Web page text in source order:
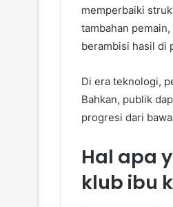
memperbaiki
tambahan
berambisi hasil di
Di era teknologi,
Bahkan, publik
progresi dari
Hal apa
klub ibu